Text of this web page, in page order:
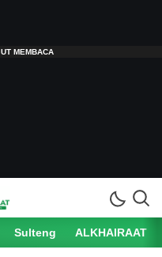
Sulteng ALKHAIRAAT